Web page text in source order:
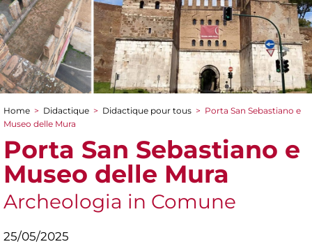
You are here
Home > Didactique > Didactique pour tous > Porta San Sebastiano e
Museo delle Mura
Porta San Sebastiano e
Museo delle Mura
Archeologia in Comune
25/05/2025